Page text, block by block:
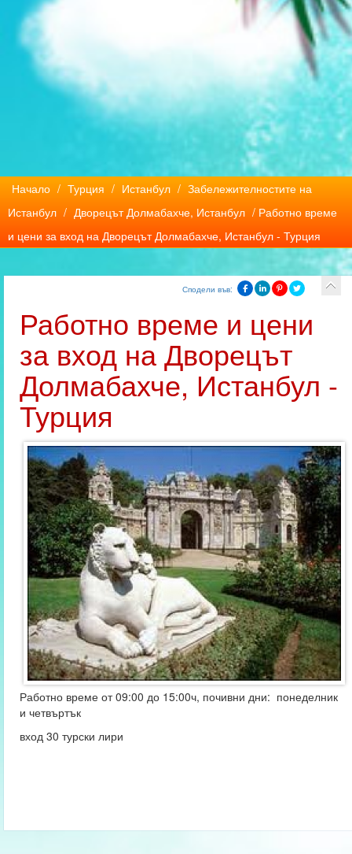
Начало / Турция / Истанбул / Забележителностите на
Истанбул / Дворецът Долмабахче, Истанбул / Работно време
и цени за вход на Дворецът Долмабахче, Истанбул - Турция
Сподели във:
Работно време и цени
за вход на Дворецът
Долмабахче, Истанбул -
Турция
Работно време от 09:00 до 15:00ч, почивни дни: понеделник
и четвъртък
вход 30 турски лири